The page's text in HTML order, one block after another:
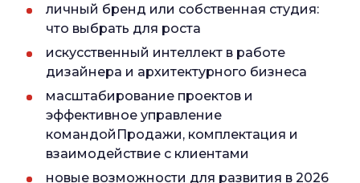
личный бренд или собственная студия:
что выбрать для роста
искусственный интеллект в работе
дизайнера и архитектурного бизнеса
масштабирование проектов и
эффективное управление
командойПродажи, комплектация и
взаимодействие с клиентами
новые возможности для развития в 2026